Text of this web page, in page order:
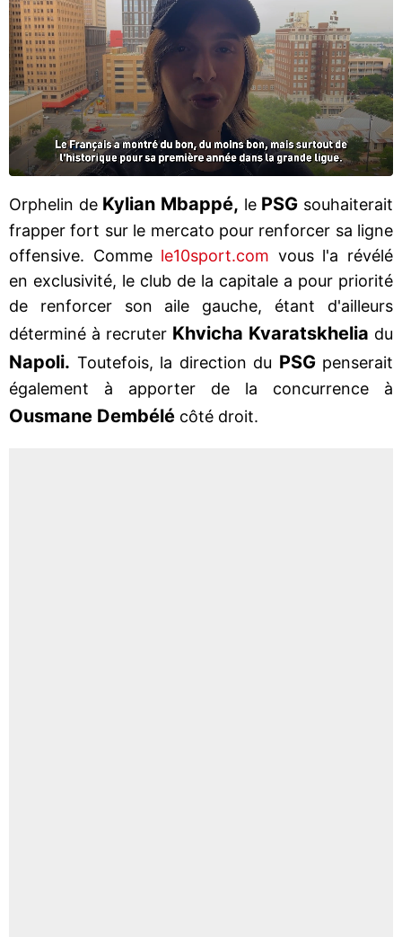
Orphelin de Kylian Mbappé, le PSG souhaiterait
frapper fort sur le mercato pour renforcer sa ligne
offensive. Commele10sport.com vous l'a révélé
en exclusivité, le club de la capitale a pour priorité
de renforcer son aile gauche, étant d'ailleurs
déterminé à recruter Khvicha Kvaratskhelia du
Napoli. Toutefois, la direction du PSGpenserait
également à apporter de la concurrence à
Ousmane Dembélé côté droit.